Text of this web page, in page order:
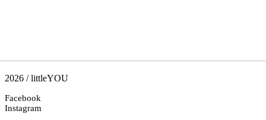
2026 / littleYOU
Facebook
Instagram